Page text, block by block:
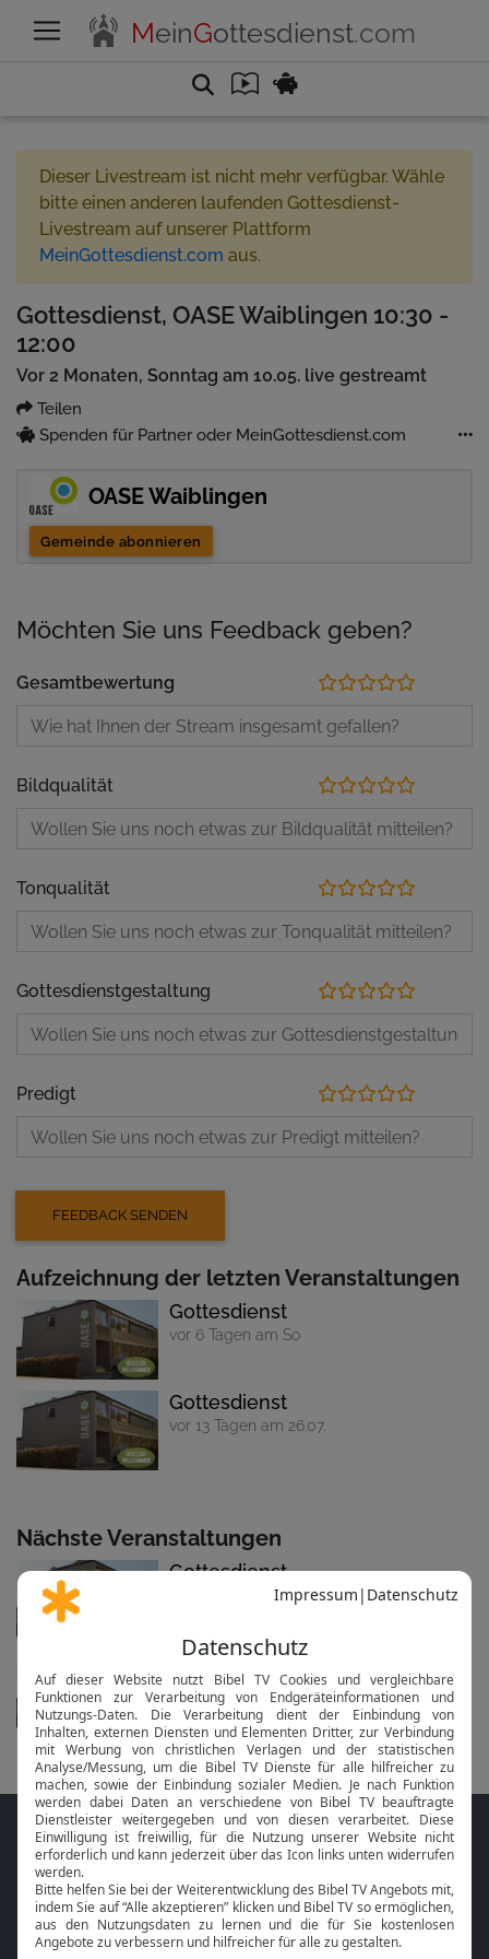
MeinGottesdienst.com
Dieser Livestream ist nicht mehr verfügbar. Wähle
bitte einen anderen laufenden Gottesdienst-
Livestream auf unserer Plattform
MeinGottesdienst.com aus.
Gottesdienst, OASE Waiblingen 10:30 -
12:00
Vor 2 Monaten, Sonntag am 10.05. live gestreamt
Teilen
Spenden für Partner oder MeinGottesdienst.com
OASE Waiblingen
Gemeinde abonnieren
Möchten Sie uns Feedback geben?
Gesamtbewertung
Bildqualität
Tonqualität
Gottesdienstgestaltung
Predigt
Aufzeichnung der letzten Veranstaltungen
Gottesdienst
vor 6 Tagen am So
Gottesdienst
vor 13 Tagen am 26.07.
Nächste Veranstaltungen
Gottesdienst
in 21 Stunden morgen um 10:30 Uhr
Gottesdienst
in 22 Tagen am 30.08. um 10:30 Uhr
Folge MeinGottesdienst.com auf den
Sozialen Medien